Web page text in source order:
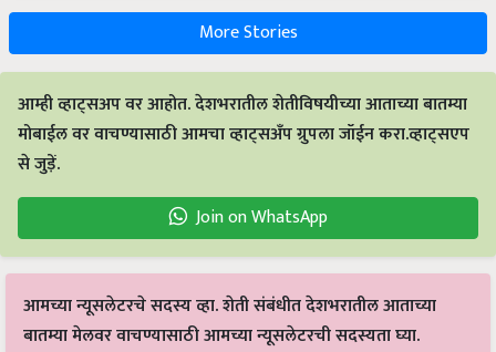
More Stories
आम्ही व्हाट्सअप वर आहोत. देशभरातील शेतीविषयीच्या आताच्या बातम्या
मोबाईल वर वाचण्यासाठी आमचा व्हाट्सअँप ग्रुपला जॉईन करा.व्हाट्सएप
से जुड़ें.
Join on WhatsApp
आमच्या न्यूसलेटरचे सदस्य व्हा. शेती संबंधीत देशभरातील आताच्या
बातम्या मेलवर वाचण्यासाठी आमच्या न्यूसलेटरची सदस्यता घ्या.